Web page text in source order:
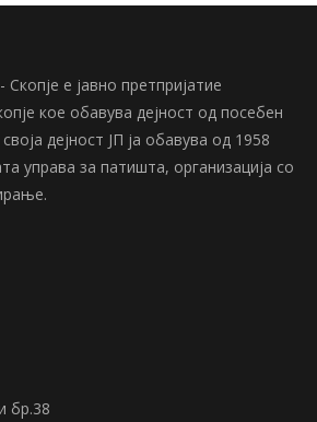
е јавно претпријатие
кое обавува дејност од посебен
дејност ЈП ја обавува од 1958
управа за патишта, организација со
бр.38